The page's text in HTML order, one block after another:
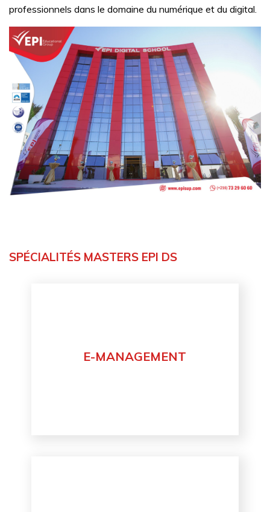
professionnels dans le domaine du numérique et du digital.
SPÉCIALITÉS MASTERS EPI DS
Découvrir
E-MANAGEMENT